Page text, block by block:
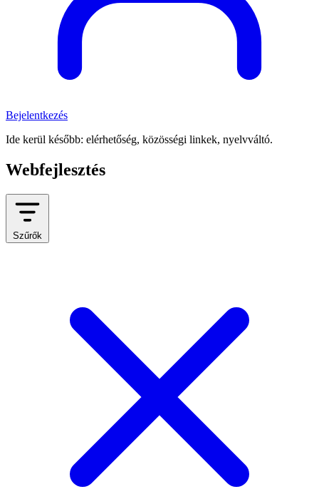
Bejelentkezés
Ide kerül később: elérhetőség, közösségi linkek, nyelvváltó.
Webfejlesztés
Szűrők